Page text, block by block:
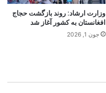
وزارت ارشاد: روند بازگشت حجاج
افغانستان به کشور آغاز شد
جون 1, 2026